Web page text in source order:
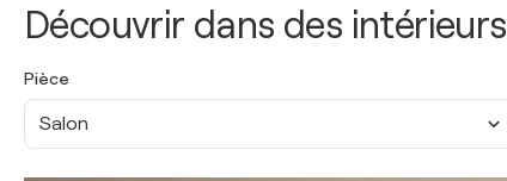
Découvrir dans des intérieurs
Pièce
Salon